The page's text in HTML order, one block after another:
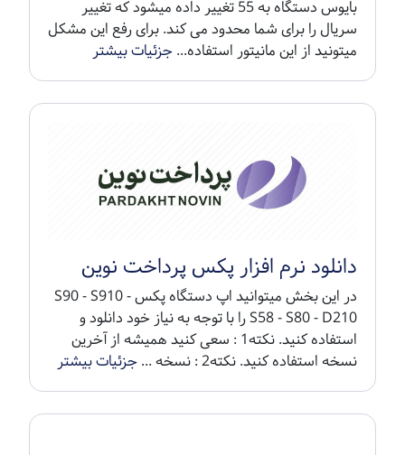
بایوس دستگاه به 55 تغییر داده میشود که تغییر
سریال را برای شما محدود می کند. برای رفع این مشکل
میتونید از این مانیتور استفاده...جزئیات بیشتر
دانلود نرم افزار پکس پرداخت نوین
در این بخش میتوانید اپ دستگاه پکس S90 - S910 -
S58 - S80 - D210 را با توجه به نیاز خود دانلود و
استفاده کنید. نکته1 : سعی کنید همیشه از آخرین
نسخه استفاده کنید. نکته2 : نسخه ...
جزئیات بیشتر